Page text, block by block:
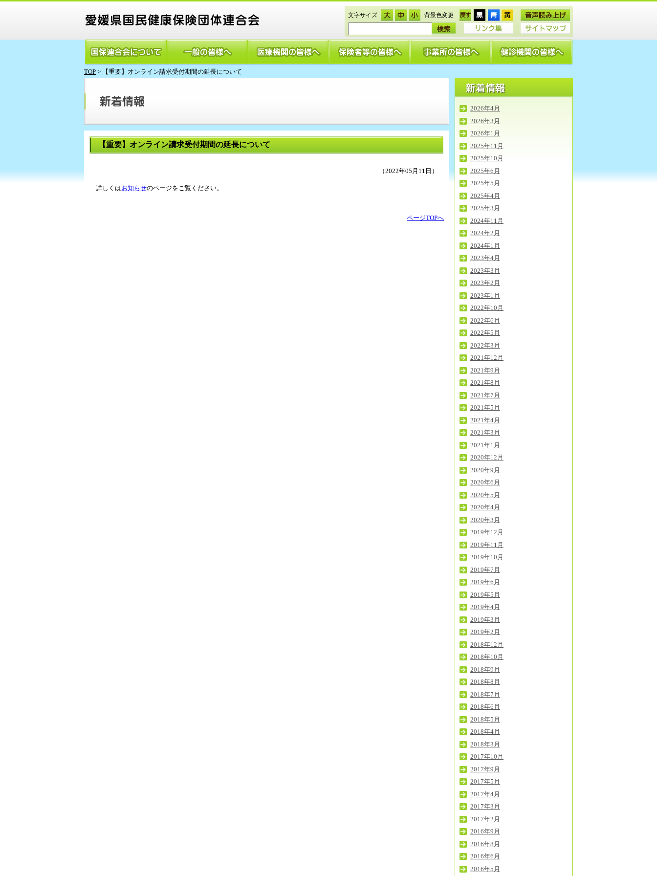
文字サイズ 背景色変更
TOP > 【重要】オンライン請求受付期間の延長について
【重要】オンライン請求受付期間の延長について
（2022年05月11日）
詳しくはお知らせのページをご覧ください。
ページTOPへ
2026年4月
2026年3月
2026年1月
2025年11月
2025年10月
2025年6月
2025年5月
2025年4月
2025年3月
2024年11月
2024年2月
2024年1月
2023年4月
2023年3月
2023年2月
2023年1月
2022年10月
2022年6月
2022年5月
2022年3月
2021年12月
2021年9月
2021年8月
2021年7月
2021年5月
2021年4月
2021年3月
2021年1月
2020年12月
2020年9月
2020年6月
2020年5月
2020年4月
2020年3月
2019年12月
2019年11月
2019年10月
2019年7月
2019年6月
2019年5月
2019年4月
2019年3月
2019年2月
2018年12月
2018年10月
2018年9月
2018年8月
2018年7月
2018年6月
2018年5月
2018年4月
2018年3月
2017年10月
2017年9月
2017年5月
2017年4月
2017年3月
2017年2月
2016年9月
2016年8月
2016年6月
2016年5月